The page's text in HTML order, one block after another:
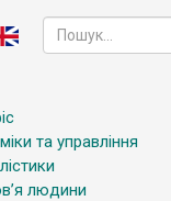
та управління
людини